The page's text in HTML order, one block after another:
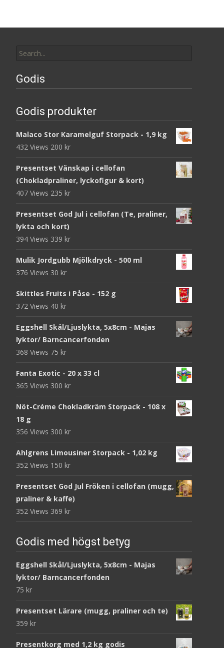
for:
Godis
Godis produkter
Malaco Stor Karamelguf Storpack - 1,9 kg
432 Views 200 kr
Presentset Vänskap i cellofan
(Chokladpraliner, lyckofigur & kort)
407 Views 235 kr
Presentset God Jul i cellofan (Te, praliner,
lykta och kort)
394 Views 339 kr
Mulik Jordgubb Mjölkdryck - 500 ml
376 Views 30 kr
Skittles Fruits i Påse - 152 g
372 Views 40 kr
Eggshell Skål/Ljuslykta, 5x8cm - Majas
lyktor/ Barncancerfonden
368 Views 75 kr
Fanta Exotic - 20 x 33 cl
365 Views 300 kr
Nöt-Créme Chokladkräm Storpack - 108 x
18 g
356 Views 300 kr
Ahlgrens Limousiner Storpack - 1,02 kg
352 Views 150 kr
Presentset God Jul Fröken i cellofan (mugg,
praliner & kaffe)
352 Views 369 kr
Godis med högst betyg
Eggshell Skål/Ljuslykta, 5x8cm - Majas
lyktor/ Barncancerfonden
75 kr
Presentset Lärare (mugg, praliner och te)
359 kr
Presentkorg med 1,2 kg godis